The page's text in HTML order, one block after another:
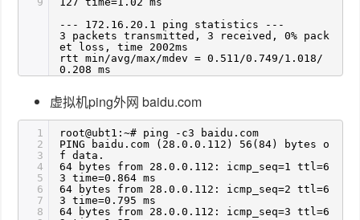
--- 172.16.20.1 ping statistics ---
3 packets transmitted, 3 received, 0% pack
et loss, time 2002ms
rtt min/avg/max/mdev = 0.511/0.749/1.018/
0.208 ms
虚拟机ping外网 baidu.com
1
2
3
4
5
6
7
8
root@ubt1:~# ping -c3 baidu.com
PING baidu.com (28.0.0.112) 56(84) bytes o
f data.
64 bytes from 28.0.0.112: icmp_seq=1 ttl=6
3 time=0.864 ms
64 bytes from 28.0.0.112: icmp_seq=2 ttl=6
3 time=0.795 ms
64 bytes from 28.0.0.112: icmp_seq=3 ttl=6